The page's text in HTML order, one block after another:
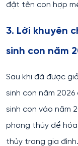
đặt tên con hợp
3. Lời khuyên
sinh con năm
Sau khi đã được
sinh con năm
sinh con vào năm
phong thủy để
thủy trong gia